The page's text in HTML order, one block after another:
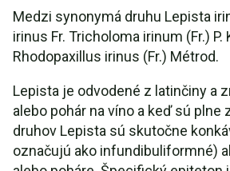
Medzi synonymá druhu Lepista
irinus Fr. Tricholoma irinum (Fr.) P.
Rhodopaxillus irinus (Fr.) Métrod.
Lepista je odvodené z latinčiny a
alebo pohár na víno a keď sú plne
druhov Lepista sú skutočne
označujú ako infundibuliformné)